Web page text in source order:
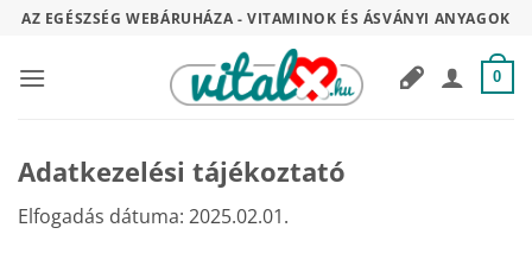
Skip
content
AZ EGÉSZSÉG WEBÁRUHÁZA - VITAMINOK ÉS ÁSVÁNYI ANYAGOK
0
Adatkezelési tájékoztató
Elfogadás dátuma: 2025.02.01.